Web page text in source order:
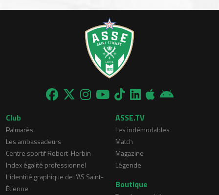
Club
Palmarès
Les ambassadeurs
Centre sportif Robert-Herbin
Index égalité professionnel
L'identité graphique de l'AS Saint-
Étienne
ASSE.TV
Les indémodables
Match
Magazine
Légende
Boutique